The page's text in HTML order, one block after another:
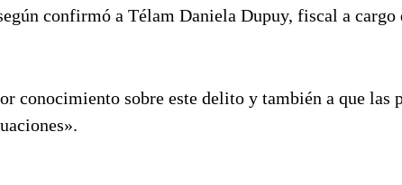
confirmó a Télam Daniela Dupuy, fiscal a cargo
conocimiento sobre este delito y también a que las